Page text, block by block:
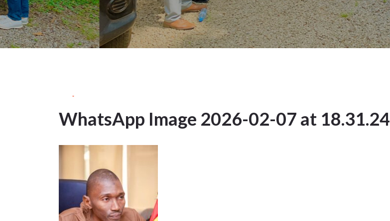
9
JUIN
2026
WhatsApp Image 2026-02-07 at 18.31.24